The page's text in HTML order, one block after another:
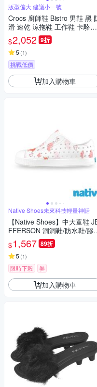
版型偏大 建議小一號
Crocs 廚師鞋 Bistro 男鞋 黑
滑 速乾 涼拖鞋 工作鞋 卡駱馳
10075001
$2,052 9折
5 (1)
挑戰低價
加入購物車
Native Shoes未來科技輕量神話
【Native Shoes】中大童鞋
FFERSON 洞洞鞋/防水鞋/膠
鞋/雨鞋/拖鞋(15111501-9266 /
12111501-9266)
$1,567 89折
5 (1)
限時下殺 券
加入購物車